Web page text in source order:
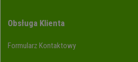
Obsługa Klienta
Formularz Kontaktowy